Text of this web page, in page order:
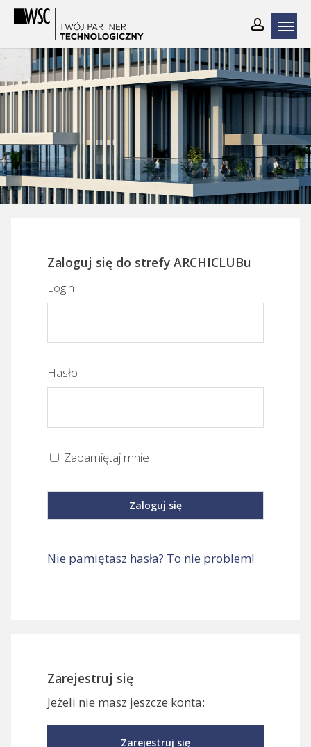
Skip
main
content
Zaloguj się do strefy ARCHICLUBu
Login
Hasło
Zapamiętaj mnie
Nie pamiętasz hasła? To nie problem!
Zarejestruj się
Jeżeli nie masz jeszcze konta:
Zarejestruj się